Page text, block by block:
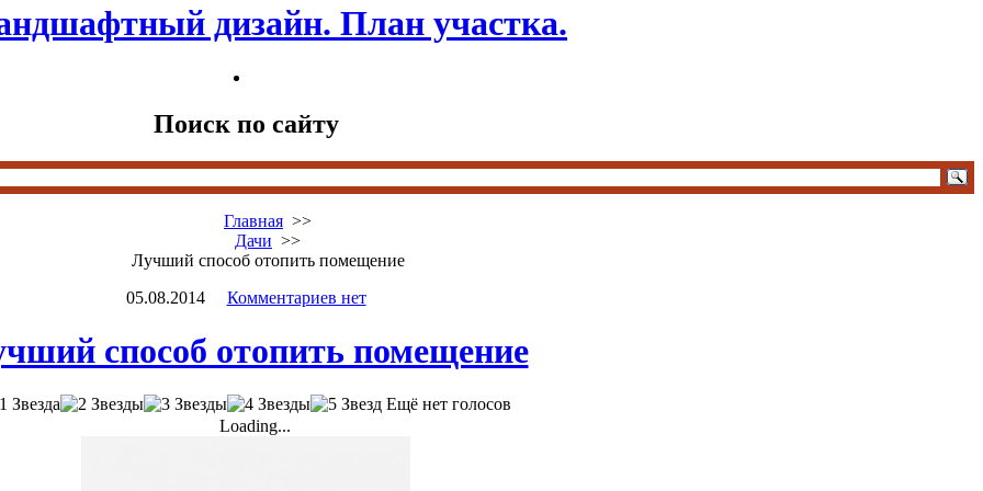
дизайн. План участка.
Поиск по сайту
Главная >>
Дачи >>
Лучший способ отопить помещение
05.08.2014
Комментариев нет
способ отопить помещение
Ещё нет голосов
Loading...